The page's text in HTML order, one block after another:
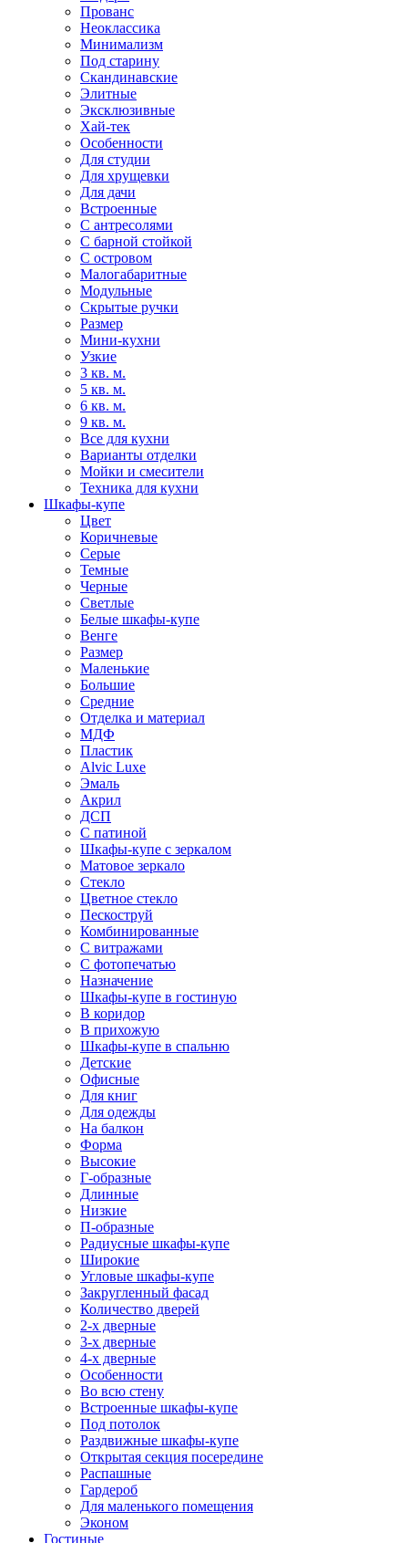
Прованс
Неоклассика
Минимализм
Под старину
Скандинавские
Элитные
Эксклюзивные
Хай-тек
Особенности
Для студии
Для хрущевки
Для дачи
Встроенные
С антресолями
С барной стойкой
С островом
Малогабаритные
Модульные
Скрытые ручки
Размер
Мини-кухни
Узкие
3 кв. м.
5 кв. м.
6 кв. м.
9 кв. м.
Все для кухни
Варианты отделки
Мойки и смесители
Техника для кухни
Шкафы-купе
Цвет
Коричневые
Серые
Темные
Черные
Светлые
Белые шкафы-купе
Венге
Размер
Маленькие
Большие
Средние
Отделка и материал
МДФ
Пластик
Alvic Luxe
Эмаль
Акрил
ДСП
С патиной
Шкафы-купе с зеркалом
Матовое зеркало
Стекло
Цветное стекло
Пескоструй
Комбинированные
С витражами
С фотопечатью
Назначение
Шкафы-купе в гостиную
В коридор
В прихожую
Шкафы-купе в спальню
Детские
Офисные
Для книг
Для одежды
На балкон
Форма
Высокие
Г-образные
Длинные
Низкие
П-образные
Радиусные шкафы-купе
Широкие
Угловые шкафы-купе
Закругленный фасад
Количество дверей
2-х дверные
3-х дверные
4-х дверные
Особенности
Во всю стену
Встроенные шкафы-купе
Под потолок
Раздвижные шкафы-купе
Открытая секция посередине
Распашные
Гардероб
Для маленького помещения
Эконом
Гостиные